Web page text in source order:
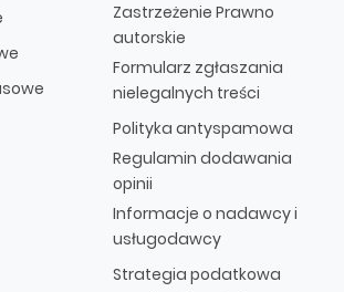
Zastrzeżenie Prawno
autorskie
Formularz zgłaszania
nielegalnych treści
Polityka antyspamowa
Regulamin dodawania
opinii
Informacje o nadawcy i
usługodawcy
Strategia podatkowa